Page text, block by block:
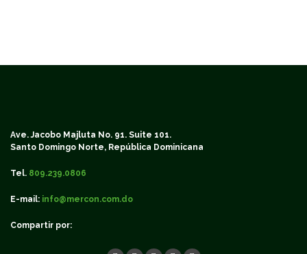
Ave. Jacobo Majluta No. 91. Suite 101.
Santo Domingo Norte, República Dominicana
Tel. 809.239.0806
E-mail: info@mercon.com.do
Compartir por: